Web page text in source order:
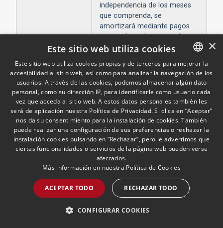
independencia de los meses
que comprenda, se
amortizará mediante pagos
mensuales y determinará un
plazo de amortización de 4
solicitada, sin que exceda en
total de 12 mensualidades. El
primer pago se producirá a
partir del mes siguiente al que
aquélla se haya dictado.
4.ªLa solicitud de este
aplazamiento determinará que
el deudor sea considerado al
corriente de sus obligaciones
con la Seguridad Social,
respecto a las cuotas
afectadas por el mismo, hasta
correspondiente resolución.
SPANISH
ENGLISH
PORTUGUESE
×
Este sitio web utiliza cookies
Este sitio web utiliza cookies propias y de terceros para mejorar la
accesibilidad al sitio web, así como para analizar la navegación de los
usuarios. A través de las cookies, podemos almacenar algún dato
personal, como su dirección IP, para identificarle como usuario cada
vez que acceda al sitio web. A estos datos personales también les
será de aplicación nuestra Política de Privacidad. Si clica en “Aceptar”
nos da su consentimiento para la instalación de cookies. También
puede realizar una configuración de sus preferencias o rechazar la
instalación cookies pulsando en “Rechazar”, pero le advertimos que
ciertas funcionalidades o servicios de la página web pueden verse
afectados.
Más información en nuestra Política de Cookies
ACEPTAR TODO RECHAZAR TODO
CONFIGURAR COOKIES